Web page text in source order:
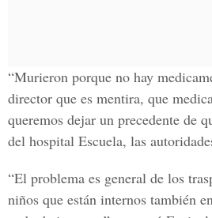
“Murieron porque no hay
director que es mentira, que
queremos dejar un precedente de
del hospital Escuela, las
“El problema es general de los
niños que están internos también